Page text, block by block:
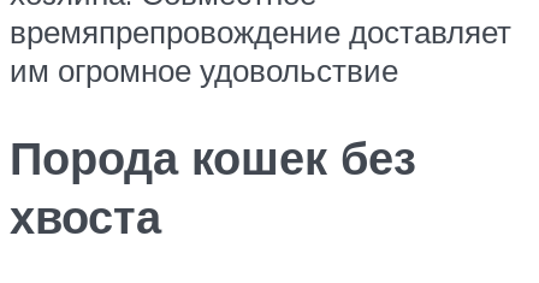
времяпрепровождение доставляет
им огромное удовольствие
Порода кошек без
хвоста